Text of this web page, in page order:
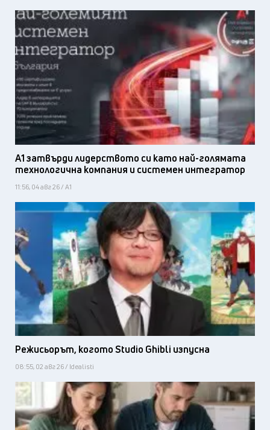
А1 затвърди лидерството си като най-голямата
технологична компания и системен интегратор
11:56, 04 авг 26 / А1
Режисьорът, когото Studio Ghibli изпусна
08:55, 02 авг 26 / Idealisti